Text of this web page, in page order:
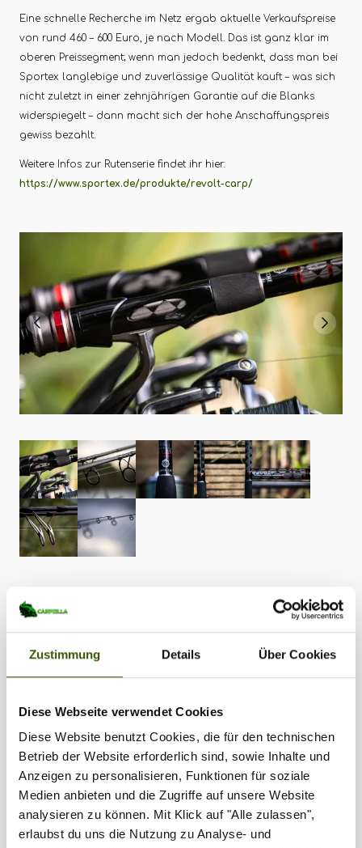
Zustimmung Details Über Cookies
Diese Webseite verwendet Cookies
Diese Website benutzt Cookies, die für den technischen
Betrieb der Website erforderlich sind, sowie Inhalte und
Anzeigen zu personalisieren, Funktionen für soziale
Medien anbieten und die Zugriffe auf unsere Website
analysieren zu können. Mit Klick auf "Alle zulassen",
erlaubst du uns die Nutzung zu Analyse- und
Eine schnelle Recherche im Netz ergab aktuelle Verkaufspreise
von rund 460 – 600 Euro, je nach Modell. Das ist ganz klar im
oberen Preissegment; wenn man jedoch bedenkt, dass man bei
Sportex langlebige und zuverlässige Qualität kauft – was sich
nicht zuletzt in einer zehnjährigen Garantie auf die Blanks
widerspiegelt – dann macht sich der hohe Anschaffungspreis
gewiss bezahlt.
Weitere Infos zur Rutenserie findet ihr hier:
https://www.sportex.de/produkte/revolt-carp/
Tags:
Karpfenrute
Carp Rod Heptacore
Distanzrute
Zilla vergeben 118